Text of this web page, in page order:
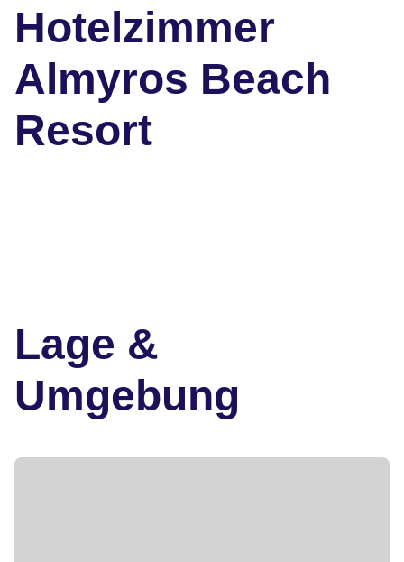
Hotelzimmer
Almyros Beach
Resort
Lage &
Umgebung